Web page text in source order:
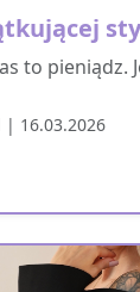
to pieniądz.
| 16.03.2026